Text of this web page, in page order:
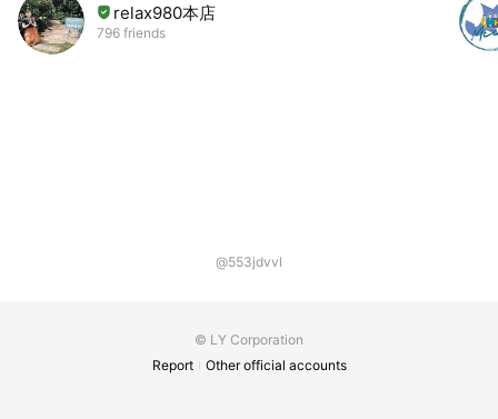
relax980本店
796 friends
@553jdvvl
© LY Corporation
Report
Other official accounts